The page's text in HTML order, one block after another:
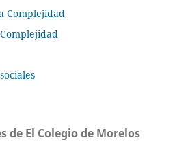
Complejidad
de El Colegio de Morelos